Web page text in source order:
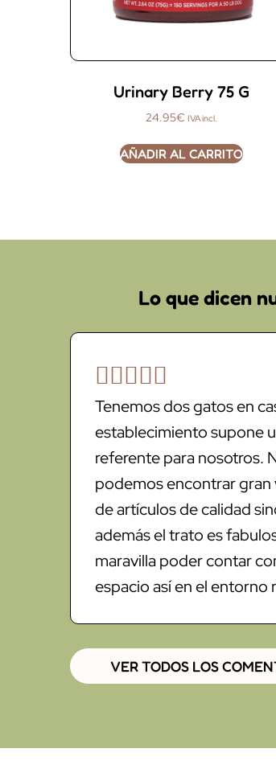
Urinary Berry 75 G
24.95€ IVA incl.
AÑADIR AL CARRITO
Lo que dicen

Tenemos dos gatos en
establecimiento supone
referente para nosotros.
podemos encontrar gran
de artículos de calidad
además el trato es
maravilla poder contar
espacio así en el entorno
VER TODOS LOS